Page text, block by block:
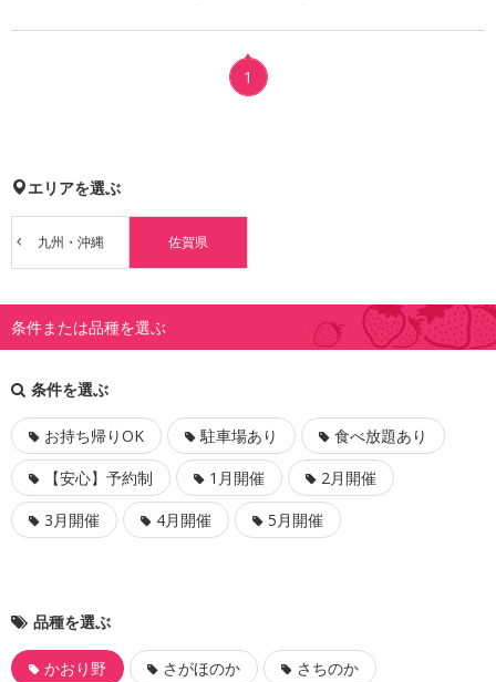
1
エリアを選ぶ
九州・沖縄 佐賀県
条件または品種を選ぶ
条件を選ぶ
お持ち帰りOK 駐車場あり
食べ放題あり
【安心】予約制
1月開催
2月開催
3月開催
4月開催 5月開催
品種を選ぶ
かおり野 さがほのか
さちのか